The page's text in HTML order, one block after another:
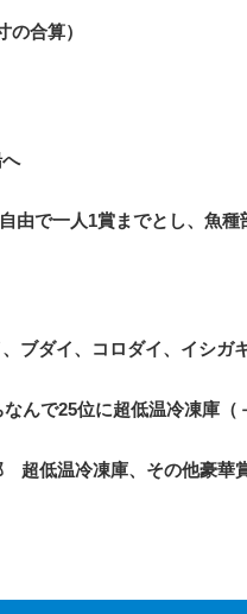
合算）
で一人1賞までとし、魚種
ダイ、コロダイ、イシガ
で25位に超低温冷凍庫（
温冷凍庫、その他豪華賞